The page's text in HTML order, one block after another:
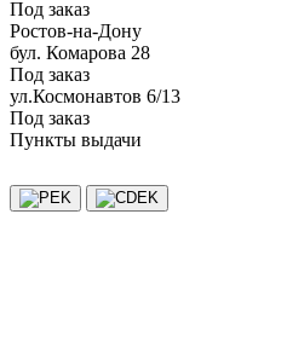
Под заказ
Ростов-на-Дону
бул. Комарова 28
Под заказ
ул.Космонавтов 6/13
Под заказ
Пункты выдачи